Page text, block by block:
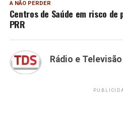
A NÃO PERDER
Centros de Saúde em risco
PRR
Rádio e